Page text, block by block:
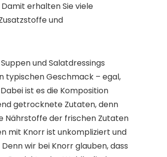
erhalten Sie viele
und
und Salatdressings
typischen Geschmack – egal,
ist es die Komposition
getrocknete Zutaten, denn
Nährstoffe der frischen Zutaten
mit Knorr ist unkompliziert und
wir bei Knorr glauben, dass